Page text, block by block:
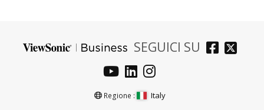
SEGUICI SU
Regione : Italy